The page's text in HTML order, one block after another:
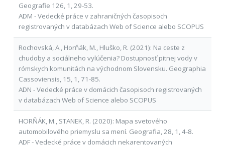
Geografie 126, 1, 29-53.
ADM - Vedecké práce v zahraničných časopisoch
registrovaných v databázach Web of Science alebo SCOPUS
Rochovská, A., Horňák, M., Hluško, R. (2021): Na ceste z
chudoby a sociálneho vylúčenia? Dostupnosť pitnej vody v
rómskych komunitách na východnom Slovensku. Geographia
Cassoviensis, 15, 1, 71-85.
ADN - Vedecké práce v domácich časopisoch registrovaných
v databázach Web of Science alebo SCOPUS
HORŇÁK, M., STANEK, R. (2020): Mapa svetového
automobilového priemyslu sa mení. Geografia, 28, 1, 4-8.
ADF - Vedecké práce v domácich nekarentovaných